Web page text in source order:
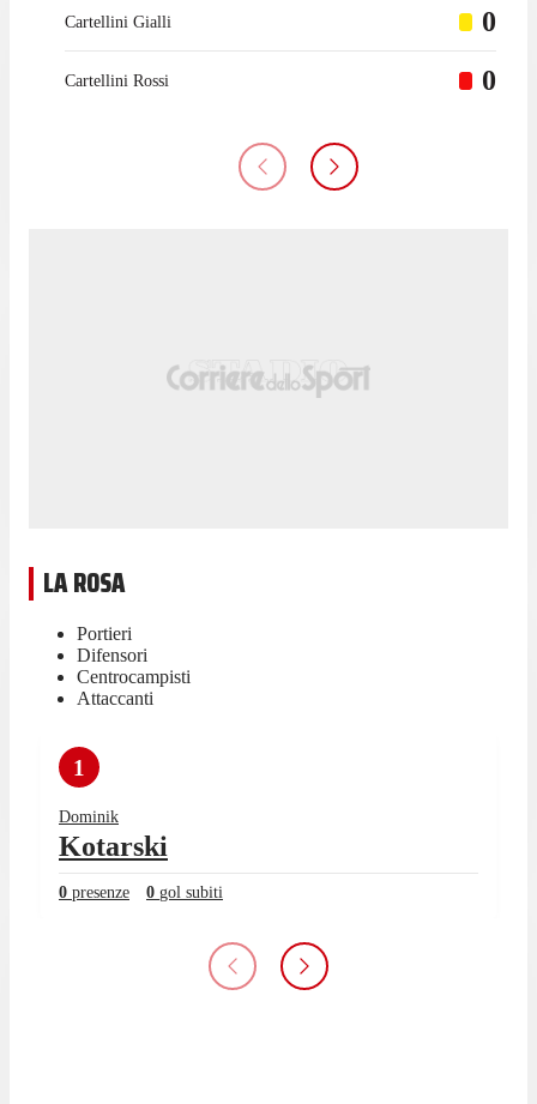
Cartellini Gialli 0
Cartellini Rossi 0
LA ROSA
Portieri
Difensori
Centrocampisti
Attaccanti
1
Dominik
Kotarski
0 presenze 0 gol subiti